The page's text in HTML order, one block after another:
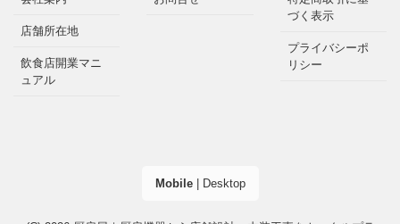
店舗所在地
飲食店開業マニ
ュアル
づく表示
プライバシーポ
リシー
Mobile| Desktop